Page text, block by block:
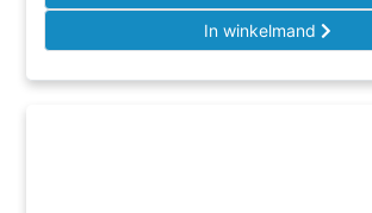
In winkelmand